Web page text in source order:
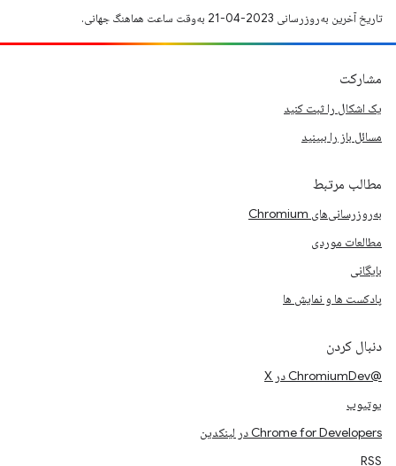
تاریخ آخرین به‌روزرسانی 2023-04-21 به‌وقت ساعت هماهنگ جهانی.
مشارکت
یک اشکال را ثبت کنید
مسائل باز را ببینید
مطالب مرتبط
به‌روزرسانی‌های Chromium
مطالعات موردی
بایگانی
پادکست ها و نمایش ها
دنبال کردن
@ChromiumDev در X
یوتیوب
Chrome for Developers در لینکدین
RSS